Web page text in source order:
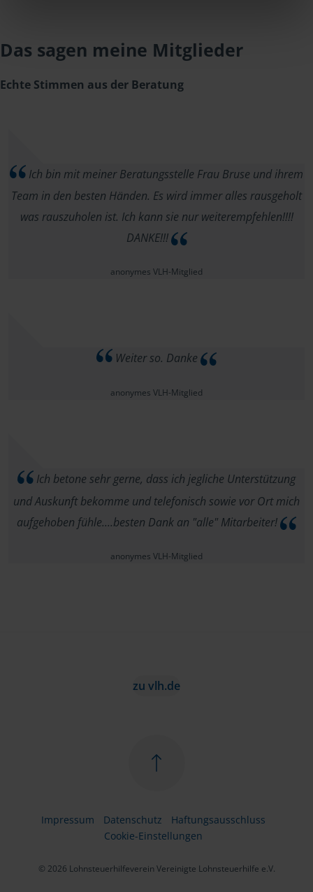
Das sagen meine Mitglieder
Echte Stimmen aus der Beratung
Ich bin mit meiner Beratungsstelle Frau Bruse und ihrem
Team in den besten Händen. Es wird immer alles rausgeholt
was rauszuholen ist. Ich kann sie nur weiterempfehlen!!!!
DANKE!!!
anonymes VLH-Mitglied
Weiter so. Danke
anonymes VLH-Mitglied
Ich betone sehr gerne, dass ich jegliche Unterstützung
und Auskunft bekomme und telefonisch sowie vor Ort mich
aufgehoben fühle....besten Dank an "alle" Mitarbeiter!
anonymes VLH-Mitglied
zu vlh.de
Impressum Datenschutz
Haftungsausschluss
Cookie-Einstellungen
© 2026 Lohnsteuerhilfeverein Vereinigte Lohnsteuerhilfe e.V.